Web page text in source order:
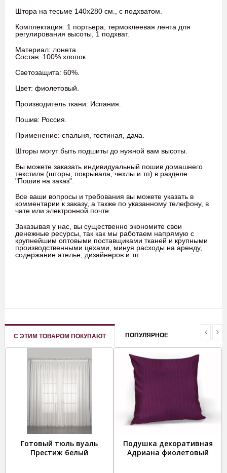
Штора на тесьме 140х280 см., с подхватом.
Комплектация: 1 портьера, термоклеевая лента для
регулирования высоты, 1 подхват.
Материал: лонета.
Состав: 100% хлопок.
Светозащита: 60%.
Цвет: фиолетовый.
Производитель ткани: Испания.
Пошив: Россия.
Применение: спальня, гостиная, дача.
Шторы могут быть подшиты до нужной вам высоты.
Вы можете заказать индивидуальный пошив домашнего
текстиля (шторы, покрывала, чехлы и тп) в разделе
"Пошив на заказ".
Все ваши вопросы и требования вы можете указать в
комментарии к заказу, а также по указанному телефону, в
чате или электронной почте.
Заказывая у нас, вы существенно экономите свои
денежные ресурсы, так как мы работаем напрямую с
крупнейшим оптовыми поставщиками тканей и крупными
производственными цехами, минуя расходы на аренду,
содержание ателье, дизайнеров и тп.
С ЭТИМ ТОВАРОМ ПОКУПАЮТ ПОПУЛЯРНОЕ
Готовый тюль вуаль
Престиж белый
Подушка декоративная
Адриана фиолетовый